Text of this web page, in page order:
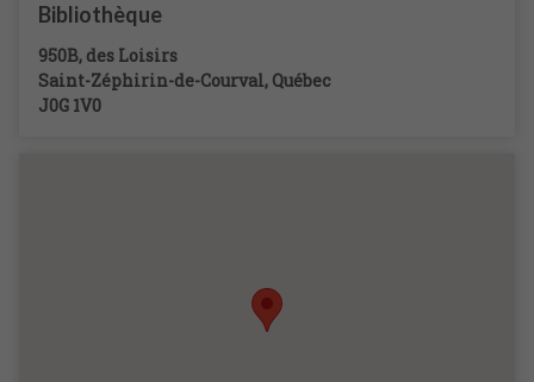
Bibliothèque
950B, des Loisirs
Saint-Zéphirin-de-Courval, Québec
J0G 1V0